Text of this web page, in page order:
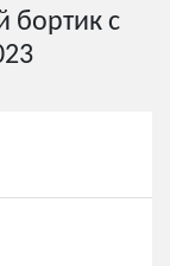
бортик с